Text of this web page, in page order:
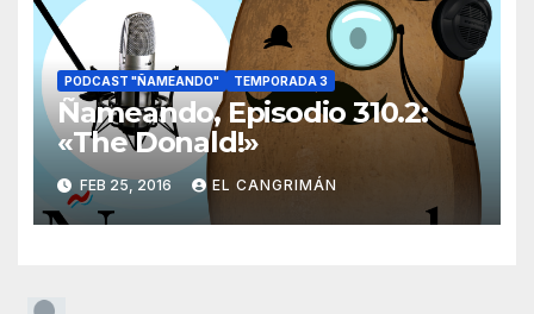
PODCAST "ÑAMEANDO" TEMPORADA 3
Ñameando, Episodio 310.2:
«The Donald!»
FEB 25, 2016 EL CANGRIMÁN